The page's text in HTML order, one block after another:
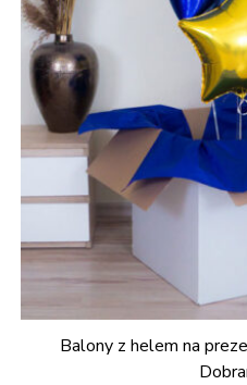
Balony z helem na